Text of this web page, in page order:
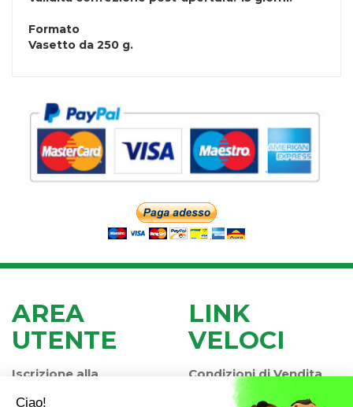
Formato
Vasetto da 250 g.
AREA
UTENTE
Iscrizione alla
Newsletter
LINK
VELOCI
Condizioni di Vendita
Modalità di Pagamento